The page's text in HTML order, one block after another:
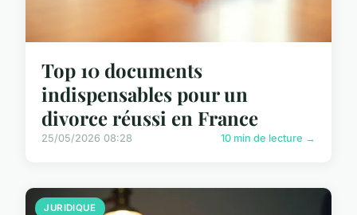
Top 10 documents
indispensables pour un
divorce réussi en France
25/05/2026 08:28 10 min de lecture →
JURIDIQUE